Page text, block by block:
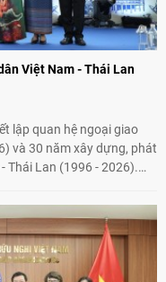
Việt Nam - Thái Lan
lập quan hệ ngoại giao
và 30 năm xây dựng, phát
Thái Lan (1996 - 2026).
mở rộng hoạt động từ
địa phương, doanh
hệ trẻ, góp phần tăng
nhân dân hai nước.